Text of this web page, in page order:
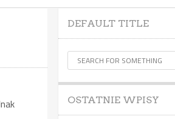
DEFAULT TITLE
OSTATNIE WPISY